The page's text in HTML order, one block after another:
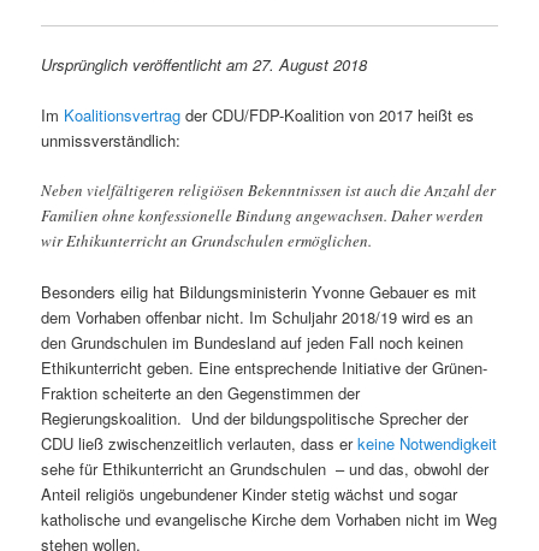
Ursprünglich veröffentlicht am27. August 2018
Im Koalitionsvertrag der CDU/FDP-Koalition von 2017 heißt es
unmissverständlich:
Neben vielfältigeren religiösen Bekenntnissen ist auch die Anzahl der
Familien ohne konfessionelle Bindung angewachsen. Daher werden
wir Ethikunterricht an Grundschulen ermöglichen.
Besonders eilig hat Bildungsministerin Yvonne Gebauer es mit
dem Vorhaben offenbar nicht. Im Schuljahr 2018/19 wird es an
den Grundschulen im Bundesland auf jeden Fall noch keinen
Ethikunterricht geben. Eine entsprechende Initiative der Grünen-
Fraktion scheiterte an den Gegenstimmen der
Regierungskoalition. Und der bildungspolitische Sprecher der
CDU ließ zwischenzeitlich verlauten, dass erkeine Notwendigkeit
sehe für Ethikunterricht an Grundschulen – und das, obwohl der
Anteil religiös ungebundener Kinder stetig wächst und sogar
katholische und evangelische Kirche dem Vorhaben nicht im Weg
stehen wollen.